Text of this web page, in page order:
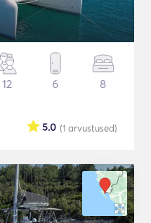
12 6 8
(1 arvustused)
5.0